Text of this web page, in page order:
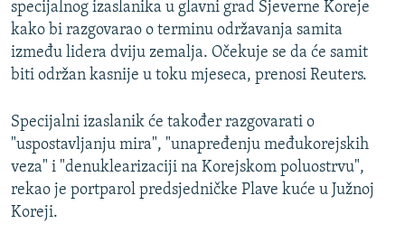
POST SCRIPTUM
MOJA EVROPA
TRI DECENIJE OD RATA U BIH
SVE KARTE DEJTONA
NASTANAK I RASPAD JUGOSLAVIJE
specijalnog izaslanika u glavni grad Sjeverne Koreje
kako bi razgovarao o terminu održavanja samita
između lidera dviju zemalja. Očekuje se da će samit
biti održan kasnije u toku mjeseca, prenosi Reuters.
Specijalni izaslanik će također razgovarati o
"uspostavljanju mira", "unapređenju međukorejskih
veza" i "denuklearizaciji na Korejskom poluostrvu",
rekao je portparol predsjedničke Plave kuće u Južnoj
Koreji.